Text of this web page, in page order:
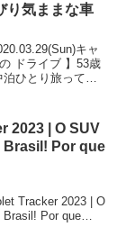
り気ままな車
キャ
ドライブ 】53歳
ひとり旅って人
2023 | O SUV
Por que
Tracker 2023 | O
Por que